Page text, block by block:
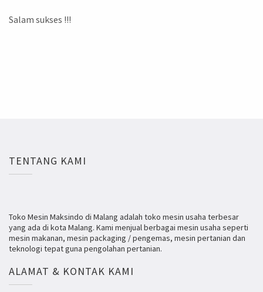
Salam sukses !!!
TENTANG KAMI
Toko Mesin Maksindo di Malang adalah toko mesin usaha terbesar
yang ada di kota Malang. Kami menjual berbagai mesin usaha seperti
mesin makanan, mesin packaging / pengemas, mesin pertanian dan
teknologi tepat guna pengolahan pertanian.
ALAMAT & KONTAK KAMI